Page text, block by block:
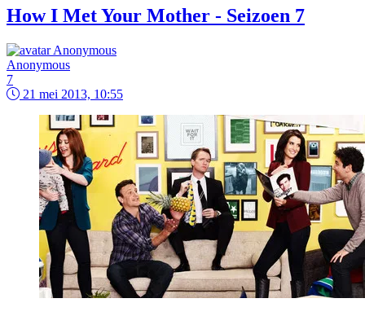
How I Met Your Mother - Seizoen 7
Anonymous
7
21 mei 2013, 10:55